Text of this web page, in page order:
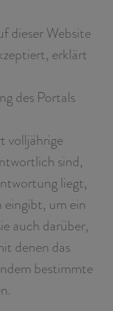
dieser Website
erklärt
des Portals
volljährige
sind,
liegt,
eingibt, um ein
auch darüber,
denen das
bestimmte